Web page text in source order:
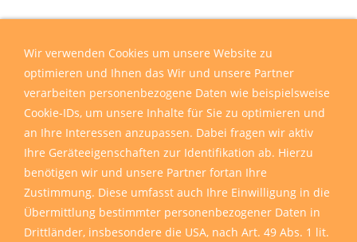
Wir verwenden Cookies um unsere Website zu
optimieren und Ihnen das Wir und unsere Partner
verarbeiten personenbezogene Daten wie beispielsweise
Cookie-IDs, um unsere Inhalte für Sie zu optimieren und
an Ihre Interessen anzupassen. Dabei fragen wir aktiv
Ihre Geräteeigenschaften zur Identifikation ab. Hierzu
benötigen wir und unsere Partner fortan Ihre
Zustimmung. Diese umfasst auch Ihre Einwilligung in die
Übermittlung bestimmter personenbezogener Daten in
Drittländer, insbesondere die USA, nach Art. 49 Abs. 1 lit.